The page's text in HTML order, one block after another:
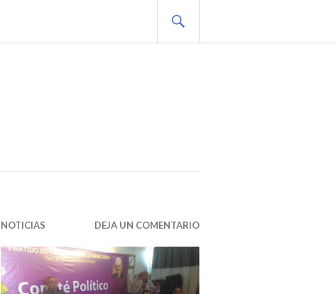
NOTICIAS DEJA UN COMENTARIO